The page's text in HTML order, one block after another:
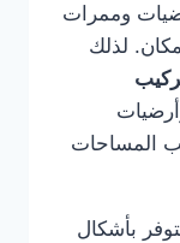
وممرات
لذلك
المساحات
بأشكال